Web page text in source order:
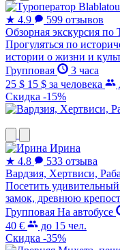
★ 4.9
599 отзывов
Обзорная экскурсия по
Прогуляться по
истории о жизни и
Групповая
3 часа
25 $ 15 $ за человека
Скидка -15%
Ирина
★ 4.8
533 отзыва
Вардзия, Хертвиси,
Посетить
замок, древнюю
Групповая На автобусе
40 €
до 15 чел.
Скидка -35%